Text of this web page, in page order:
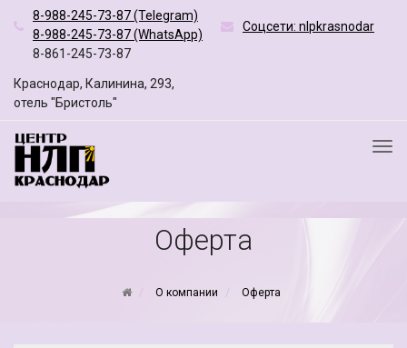
8-988-245-73-87 (Telegram)
8-988-245-73-87 (WhatsApp)
8-861-245-73-87
Соцсети: nlpkrasnodar
Краснодар, Калинина, 293,
отель "Бристоль"
Оферта
О компании Оферта